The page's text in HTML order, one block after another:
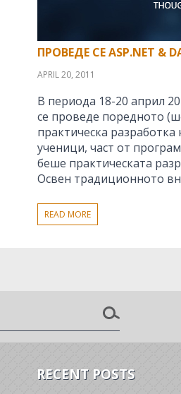
ПРОВЕДЕ СЕ ASP.NET &
APRIL 20, 2011
В периода 18-20 април
се проведе поредното
практическа
ученици, част от
беше практическата
Освен традиционното
READ MORE
RECENT POSTS